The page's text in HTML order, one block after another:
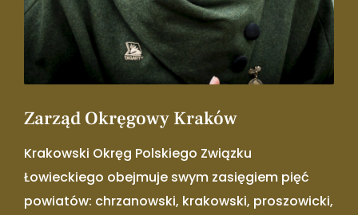
Zarząd Okręgowy Kraków
Krakowski Okręg Polskiego Związku
Łowieckiego obejmuje swym zasięgiem pięć
powiatów: chrzanowski, krakowski, proszowicki,